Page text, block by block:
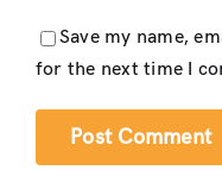
Save my name,
for the next time I